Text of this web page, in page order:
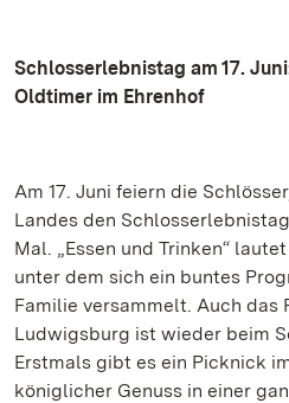
Schlosserlebnistag am 17.
Oldtimer im Ehrenhof
Am 17. Juni feiern die
Landes den
Mal. „Essen und Trinken“
unter dem sich ein buntes
Familie versammelt. Auch das
Ludwigsburg ist wieder beim
Erstmals gibt es ein Picknick
königlicher Genuss in einer